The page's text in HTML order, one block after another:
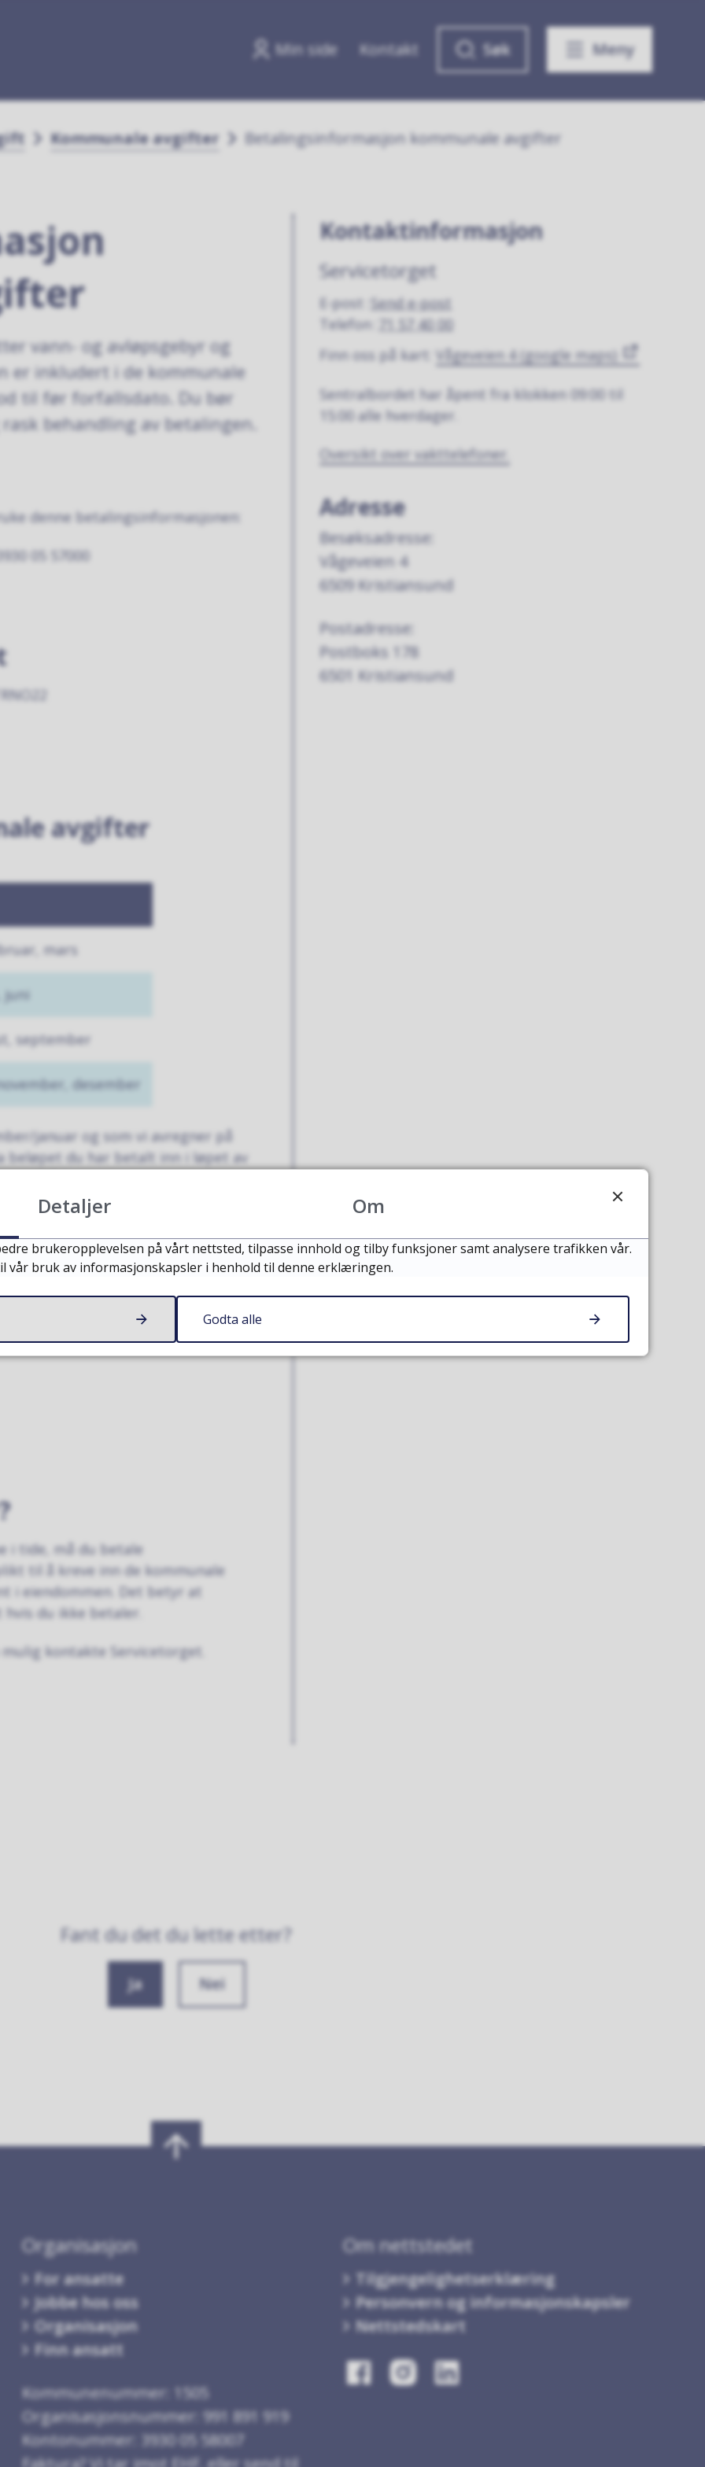
Min side Kontakt Søk Meny
Kommunale avgifter Betalingsinformasjon kommunale avgifter
vann- og avløpsgebyr og
er inkludert i de kommunale
til før forfallsdato. Du bør
behandling av betalingen.
denne betalingsinformasjonen:
05 57000
avgifter
mars
juni
september
desember
januar og som vi avregner på
beløpet du har betalt inn i løpet av
også for eksempel
terminene etter forfallsdato.
avgifter?
er beregnet, se her:
i tide, må du betale
til å kreve inn de kommunale
i eiendommen. Det betyr at
du ikke betaler.
kontakte Servicetorget.
Kontaktinformasjon
Servicetorget
E-post
Send e-post
Telefon
71 57 40 00
Finn oss på kart: Vågeveien 4 (google maps)
Sentralbordet har åpent fra klokken 09:00 til
15:00 alle hverdager.
Oversikt over vakttelefoner.
Adresse
Besøksadresse:
Vågeveien 4
6509 Kristiansund
Postadresse:
Postboks 178
6501 Kristiansund
Fant du det du lette etter?
Ja Nei
Organisasjon
For ansatte
Jobbe hos oss
Organisasjon
Finn ansatt
Kommunenummer: 1505
Organisasjonsnummer: 991 891 919
Kontonummer: 3930 05 58007
Om nettstedet
Tilgjengelighetserklæring
Personvern og informasjonskapsler
Nettstedskart
Detaljer Om
brukeropplevelsen på vårt nettsted, tilpasse innhold og tilby funksjoner samt analysere trafikken vår.
vår bruk av informasjonskapsler i henhold til denne erklæringen.
Godta alle